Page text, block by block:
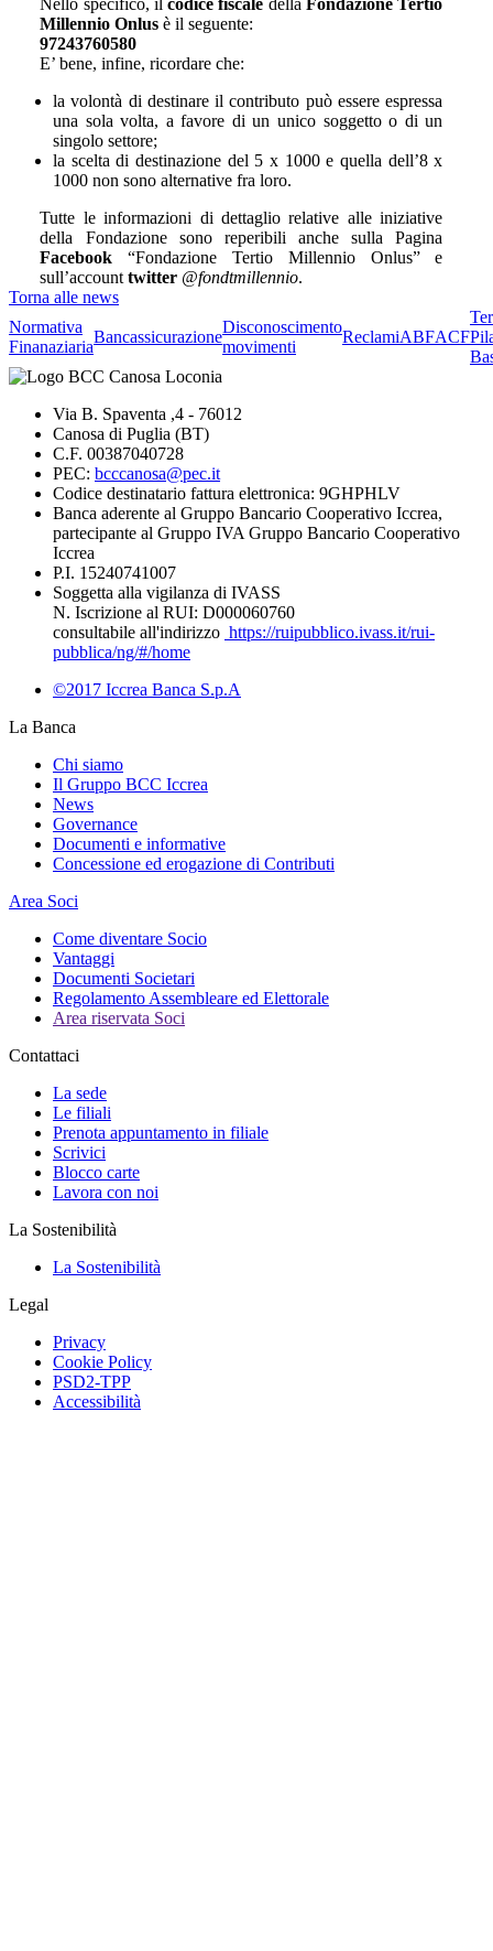
Nello specifico, ilcodice fiscale dellaFondazione Tertio
Millennio Onlus è il seguente:
97243760580
E’ bene, infine, ricordare che:
la volontà di destinare il contributo può essere espressa
una sola volta, a favore di un unico soggetto o di un
singolo settore;
la scelta di destinazione del 5 x 1000 e quella dell’8 x
1000 non sono alternative fra loro.
Tutte le informazioni di dettaglio relative alle iniziative
della Fondazione sono reperibili anche sulla Pagina
Facebook “Fondazione Tertio Millennio Onlus” e
sull’accounttwitter @fondtmillennio.
Torna alle news
Normativa
Finanaziaria
Bancassicurazione
Disconoscimento
movimenti
ReclamiABFACF
Via B. Spaventa ,4 - 76012
Canosa di Puglia (BT)
C.F. 00387040728
PEC: bcccanosa@pec.it
Codice destinatario fattura elettronica: 9GHPHLV
Banca aderente al Gruppo Bancario Cooperativo Iccrea,
partecipante al Gruppo IVA Gruppo Bancario Cooperativo
Iccrea
P.I. 15240741007
Soggetta alla vigilanza di IVASS
N. Iscrizione al RUI: D000060760
consultabile all'indirizzo https://ruipubblico.ivass.it/rui-
pubblica/ng/#/home
©2017 Iccrea Banca S.p.A
La Banca
Chi siamo
Il Gruppo BCC Iccrea
News
Governance
Documenti e informative
Concessione ed erogazione di Contributi
Area Soci
Come diventare Socio
Vantaggi
Documenti Societari
Regolamento Assembleare ed Elettorale
Area riservata Soci
Contattaci
La sede
Le filiali
Prenota appuntamento in filiale
Scrivici
Blocco carte
Lavora con noi
La Sostenibilità
La Sostenibilità
Legal
Privacy
Cookie Policy
PSD2-TPP
Accessibilità